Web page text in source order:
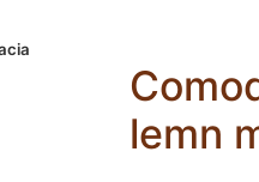
lemn